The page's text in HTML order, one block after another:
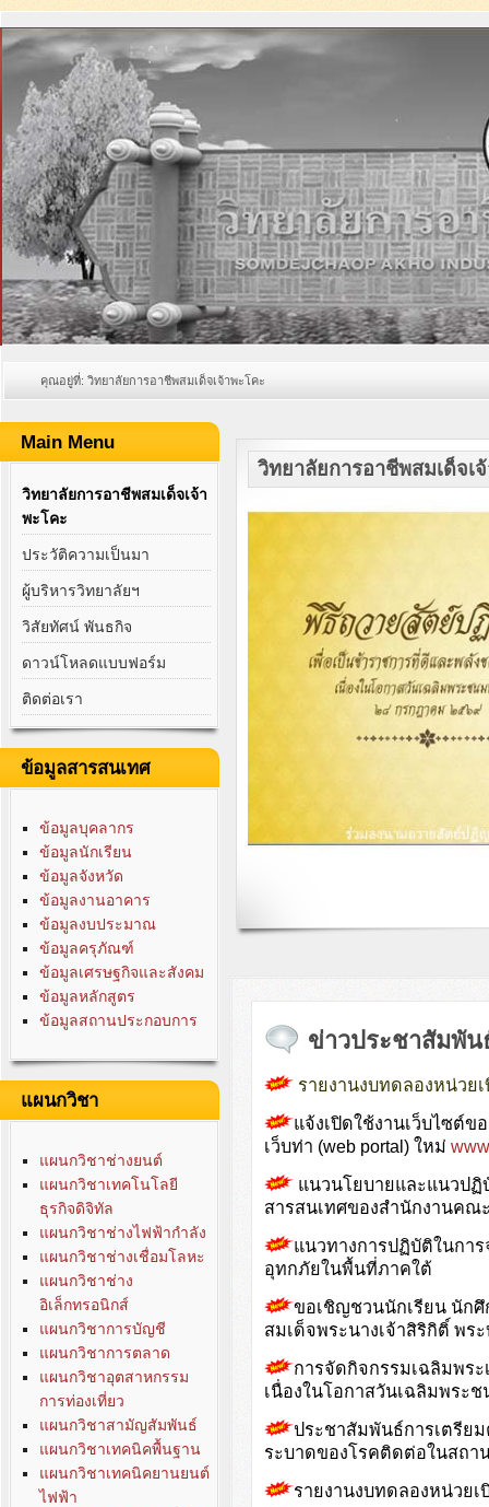
คุณอยู่ที่: วิทยาลัยการอาชีพสมเด็จเจ้าพะโคะ
Main Menu
วิทยาลัยการอาชีพสมเด็จเจ้า
พะโคะ
ประวัติความเป็นมา
ผู้บริหารวิทยาลัยฯ
วิสัยทัศน์ พันธกิจ
ดาวน์โหลดแบบฟอร์ม
ติดต่อเรา
ข้อมูลสารสนเทศ
ข้อมูลบุคลากร
ข้อมูลนักเรียน
ข้อมูลจังหวัด
ข้อมูลงานอาคาร
ข้อมูลงบประมาณ
ข้อมูลครุภัณฑ์
ข้อมูลเศรษฐกิจและสังคม
ข้อมูลหลักสูตร
ข้อมูลสถานประกอบการ
แผนกวิชา
แผนกวิชาช่างยนต์
แผนกวิชาเทคโนโลยี
ธุรกิจดิจิทัล
แผนกวิชาช่างไฟฟ้ากำลัง
แผนกวิชาช่างเชื่อมโลหะ
แผนกวิชาช่าง
อิเล็กทรอนิกส์
แผนกวิชาการบัญชี
แผนกวิชาการตลาด
แผนกวิชาอุตสาหกรรม
การท่องเที่ยว
แผนกวิชาสามัญสัมพันธ์
แผนกวิชาเทคนิคพื้นฐาน
แผนกวิชาเทคนิคยานยนต์
ไฟฟ้า
วิทยาลัยการอาชีพสมเด็จเ
ข่าวประชาสัมพัน
รายงานงบทดลองหน่วย
แจ้งเปิดใช้งานเว็บไซต์
เว็บท่า (web portal) ใหม่
แนวนโยบายและแนวปฏิ
สารสนเทศของสำนักงานคณ
แนวทางการปฏิบัติในกา
อุทกภัยในพื้นที่ภาคใต้
ขอเชิญชวนนักเรียน นักศึ
สมเด็จพระนางเจ้าสิริกิติ์ พ
การจัดกิจกรรมเฉลิมพระ
เนื่องในโอกาสวันเฉลิมพระ
ประชาสัมพันธ์การเตรีย
ระบาดของโรคติดต่อในสถา
รายงานงบทดลองหน่วยเ